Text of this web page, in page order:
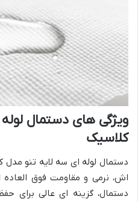
ویژگی های دستمال
کلاسیک
دستمال لوله ای سه لایه تنو مدل
اش، نرمی و مقاومت فوق
دستمال، گزینه ای عالی برای